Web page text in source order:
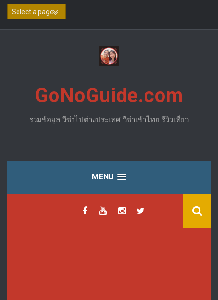
Skip
GoNoGuide.com
รวมข้อมูล วีซ่าไปต่างประเทศ วีซ่าเข้าไทย รีวิวเที่ยว
MENU